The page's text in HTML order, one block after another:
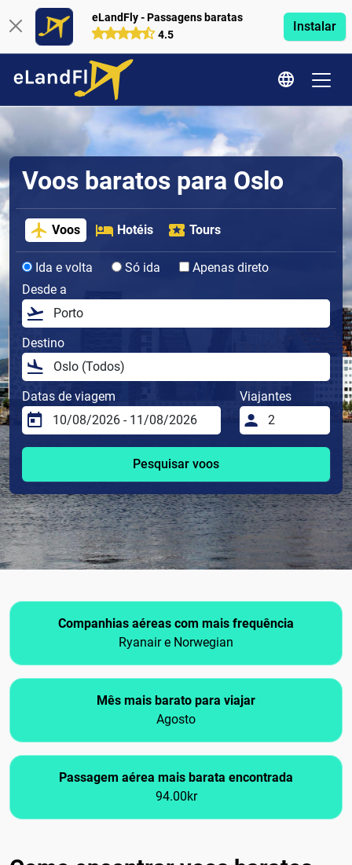
eLandFly - Passagens baratas
4.5
Instalar
Voos baratos para Oslo
Voos Hotéis Tours
Ida e volta Só ida
Apenas direto
Desde a
Destino
Datas de viagem Viajantes
Pesquisar voos
Companhias aéreas com mais frequência
Ryanair e Norwegian
Mês mais barato para viajar
Agosto
Passagem aérea mais barata encontrada
94.00kr